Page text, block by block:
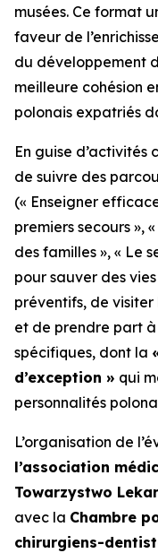
musées. Ce format
faveur de
du développement
meilleure cohésion
polonais expatriés
En guise d’activités
de suivre des
(« Enseigner
premiers secours »,
des familles », « Le
pour sauver des vies
préventifs, de
et de prendre part
spécifiques, dont la
d’exception » qui
personnalités
L’organisation de
l’association
Towarzystwo
avec la Chambre
chirurgiens-